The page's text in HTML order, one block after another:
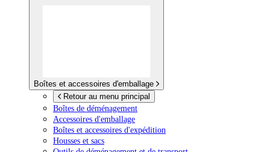
Boîtes et accessoires d'emballage
Retour au menu principal
Boîtes de déménagement
Accessoires d'emballage
Boîtes et accessoires d'expédition
Housses et sacs